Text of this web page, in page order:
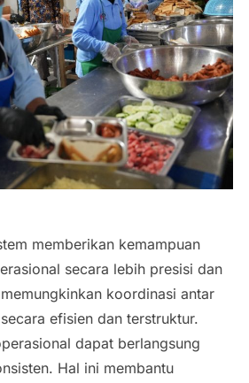
memberikan kemampuan
secara lebih presisi dan
koordinasi antar
efisien dan terstruktur.
dapat berlangsung
Hal ini membantu